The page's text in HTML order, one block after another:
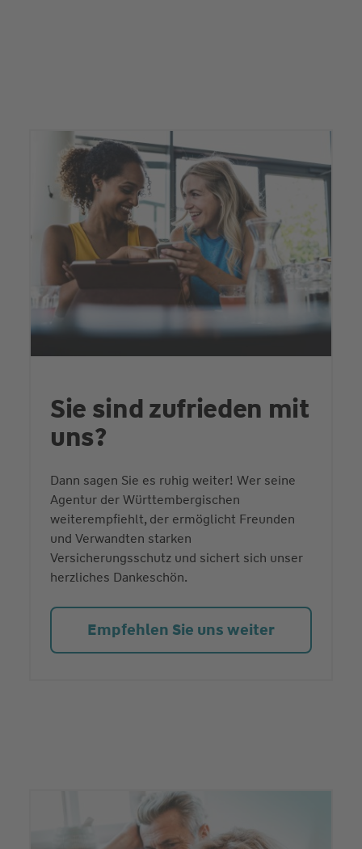
Sie sind zufrieden mit
uns?
Dann sagen Sie es ruhig weiter! Wer seine
Agentur der Württembergischen
weiterempfiehlt, der ermöglicht Freunden
und Verwandten starken
Versicherungsschutz und sichert sich unser
herzliches Dankeschön.
Empfehlen Sie uns weiter